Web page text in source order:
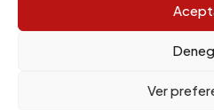
Ver
El Gòtic